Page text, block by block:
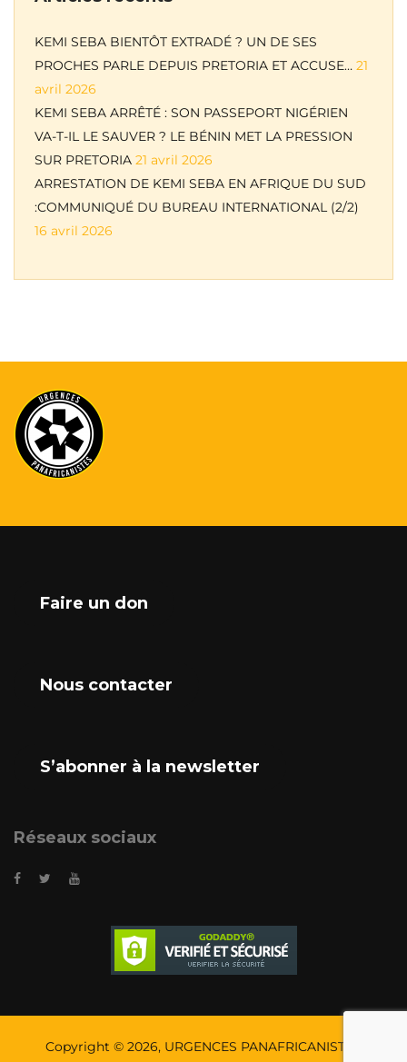
KEMI SEBA BIENTÔT EXTRADÉ ? UN DE SES
PROCHES PARLE DEPUIS PRETORIA ET ACCUSE… 21
avril 2026
KEMI SEBA ARRÊTÉ : SON PASSEPORT NIGÉRIEN
VA-T-IL LE SAUVER ? LE BÉNIN MET LA PRESSION
SUR PRETORIA 21 avril 2026
ARRESTATION DE KEMI SEBA EN AFRIQUE DU SUD
:COMMUNIQUÉ DU BUREAU INTERNATIONAL (2/2)
16 avril 2026
Faire un don
Nous contacter
S’abonner à la newsletter
Réseaux sociaux
Copyright © 2026, URGENCES PANAFRICANISTES